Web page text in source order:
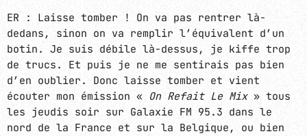
ER : Laisse tomber ! On va pas rentrer là-
dedans, sinon on va remplir l’équivalent d’un
botin. Je suis débile là-dessus, je kiffe trop
de trucs. Et puis je ne me sentirais pas bien
d’en oublier. Donc laisse tomber et vient
écouter mon émission « On Refait Le Mix» tous
les jeudis soir sur Galaxie FM 95.3 dans le
nord de la France et sur la Belgique, ou bien